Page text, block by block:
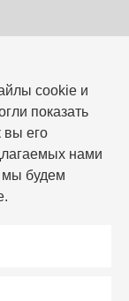
cookie и
показать
вы его
нами
мы будем
19:00